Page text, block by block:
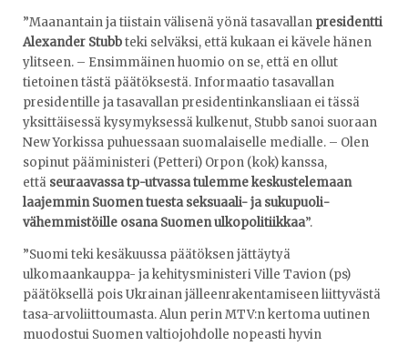
”Maanantain ja tiistain välisenä yönä tasavallan presidentti
Alexander Stubbteki selväksi, että kukaan ei kävele hänen
ylitseen. – Ensimmäinen huomio on se, että en ollut
tietoinen tästä päätöksestä. Informaatio tasavallan
presidentille ja tasavallan presidentinkansliaan ei tässä
yksittäisessä kysymyksessä kulkenut, Stubb sanoi suoraan
New Yorkissa puhuessaan suomalaiselle medialle. – Olen
sopinut pääministeri (Petteri) Orpon (kok) kanssa,
että seuraavassa tp-utvassa tulemme keskustelemaan
laajemmin Suomen tuesta seksuaali- ja sukupuoli­
vähemmistöille osana Suomen ulkopolitiikkaa”.
”Suomi teki kesäkuussa päätöksen jättäytyä
ulkomaankauppa- ja kehitysministeri Ville Tavion (ps)
päätöksellä pois Ukrainan jälleenrakentamiseen liittyvästä
tasa-arvoliittoumasta. Alun perin MTV:n kertoma uutinen
muodostui Suomen valtiojohdolle nopeasti hyvin